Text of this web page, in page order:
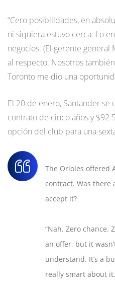
“Cero posibilidades, en
ni siquiera estuvo cerca. Lo
negocios. (El gerente general
al respecto. Nosotros
Toronto me dio una
El 20 de enero, Santander se
contrato de cinco años y
opción del club para una
The Orioles offered
contract. Was there
accept it?
“Nah. Zero chance.
an offer, but it
understand. It’s a
really smart about